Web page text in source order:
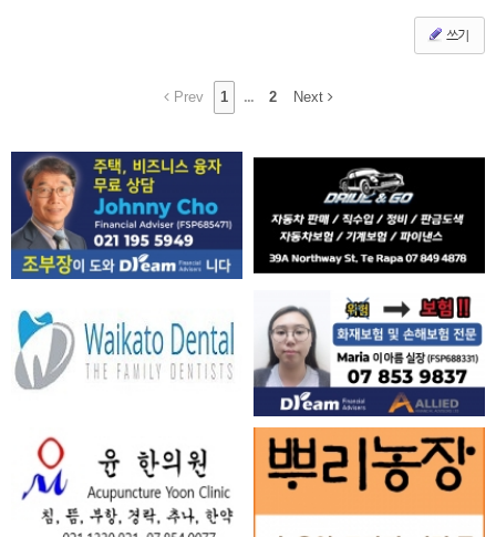
쓰기
Prev 1 ... 2 Next